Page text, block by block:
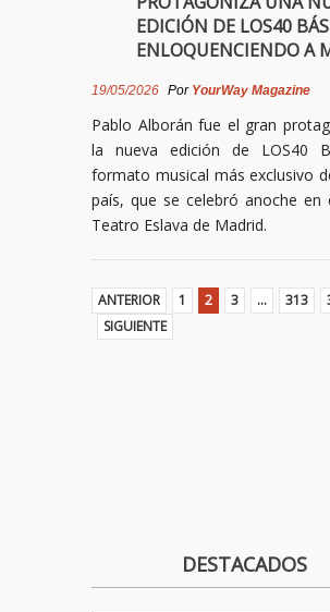
EDICIÓN DE LOS40
ENLOQUENCIENDO A
19/05/2026 Por YourWay Magazine
Pablo Alborán fue el gran
la nueva edición de LOS40
formato musical más exclusivo
país, que se celebró anoche en
Teatro Eslava de Madrid.
ANTERIOR 1 2 3 … 313
SIGUIENTE
DESTACADOS